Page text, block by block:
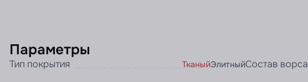
Параметры
Тип покрытия ТканыйЭлитныйСостав ворса